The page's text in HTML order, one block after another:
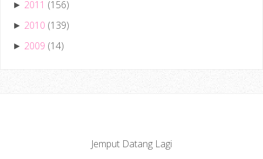
► 2011 (156)
► 2010 (139)
► 2009 (14)
Jemput Datang Lagi